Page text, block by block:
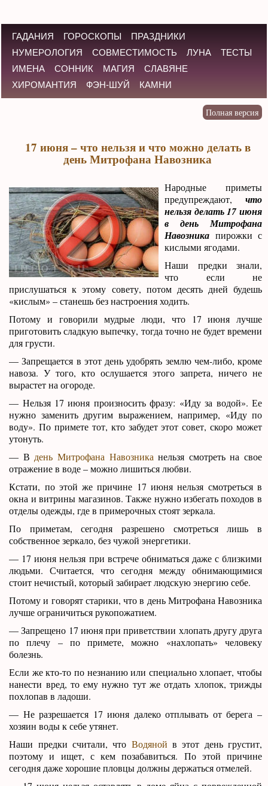
ГАДАНИЯ ГОРОСКОПЫ
ПРАЗДНИКИ
НУМЕРОЛОГИЯ
СОВМЕСТИМОСТЬ ЛУНА
ТЕСТЫ
ИМЕНА
СОННИК МАГИЯ
СЛАВЯНЕ
ХИРОМАНТИЯ
ФЭН-ШУЙ КАМНИ
17 июня – что нельзя и что можно делать в
день Митрофана Навозника
Народные приметы
предупреждают, что
нельзя делать 17 июня
в день Митрофана
Навозника пирожки с
кислыми ягодами.
Наши предки знали,
что если не
прислушаться к этому совету, потом десять дней будешь
«кислым» – станешь без настроения ходить.
Потому и говорили мудрые люди, что 17 июня лучше
приготовить сладкую выпечку, тогда точно не будет времени
для грусти.
— Запрещается в этот день удобрять землю чем-либо, кроме
навоза. У того, кто ослушается этого запрета, ничего не
вырастет на огороде.
— Нельзя 17 июня произносить фразу: «Иду за водой». Ее
нужно заменить другим выражением, например, «Иду по
воду». По примете тот, кто забудет этот совет, скоро может
утонуть.
— В день Митрофана Навозника нельзя смотреть на свое
отражение в воде – можно лишиться любви.
Кстати, по этой же причине 17 июня нельзя смотреться в
окна и витрины магазинов. Также нужно избегать походов в
отделы одежды, где в примерочных стоят зеркала.
По приметам, сегодня разрешено смотреться лишь в
собственное зеркало, без чужой энергетики.
— 17 июня нельзя при встрече обниматься даже с близкими
людьми. Считается, что сегодня между обнимающимися
стоит нечистый, который забирает людскую энергию себе.
Потому и говорят старики, что в день Митрофана Навозника
лучше ограничиться рукопожатием.
— Запрещено 17 июня при приветствии хлопать другу друга
по плечу – по примете, можно «нахлопать» человеку
болезнь.
Если же кто-то по незнанию или специально хлопает, чтобы
нанести вред, то ему нужно тут же отдать хлопок, трижды
похлопав в ладоши.
— Не разрешается 17 июня далеко отплывать от берега –
хозяин воды к себе утянет.
Наши предки считали, что Водяной в этот день грустит,
поэтому и ищет, с кем позабавиться. По этой причине
сегодня даже хорошие пловцы должны держаться отмелей.